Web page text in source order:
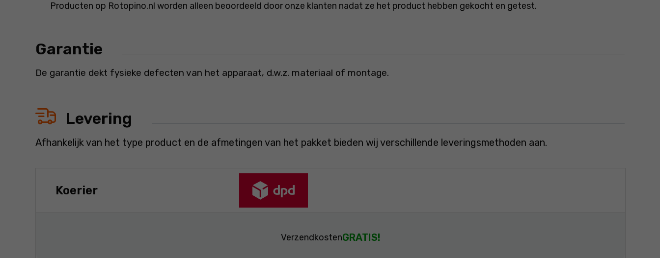
Producten op Rotopino.nl worden alleen beoordeeld door onze klanten nadat ze het product hebben gekocht en getest.
Garantie
De garantie dekt fysieke defecten van het apparaat, d.w.z. materiaal of montage.
Levering
Afhankelijk van het type product en de afmetingen van het pakket bieden wij verschillende leveringsmethoden aan.
Koerier
VerzendkostenGRATIS!